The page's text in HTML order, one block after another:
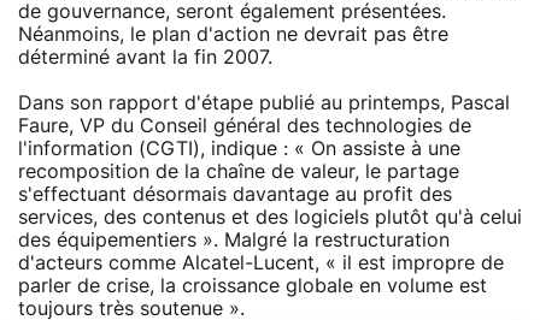
de gouvernance, seront également présentées.
Néanmoins, le plan d'action ne devrait pas être
déterminé avant la fin 2007.
Dans son rapport d'étape publié au printemps, Pascal
Faure, VP du Conseil général des technologies de
l'information (CGTI), indique : « On assiste à une
recomposition de la chaîne de valeur, le partage
s'effectuant désormais davantage au profit des
services, des contenus et des logiciels plutôt qu'à celui
des équipementiers ». Malgré la restructuration
d'acteurs comme Alcatel-Lucent, « il est impropre de
parler de crise, la croissance globale en volume est
toujours très soutenue ».